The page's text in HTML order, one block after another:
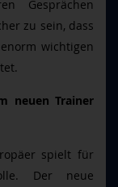
Gesprächen
zu sein, dass
wichtigen
neuen Trainer
spielt für
Der neue